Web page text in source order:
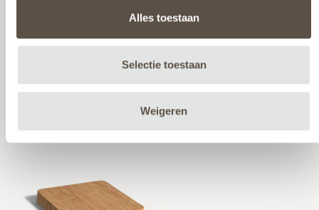
Alles toestaan
Selectie toestaan
Weigeren